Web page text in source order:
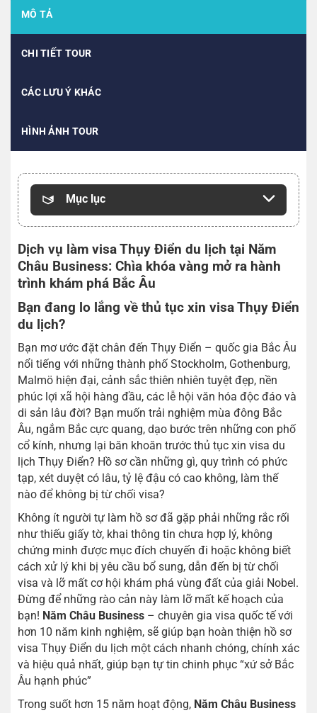
MÔ TẢ
CHI TIẾT TOUR
CÁC LƯU Ý KHÁC
HÌNH ẢNH TOUR
Mục lục
Dịch vụ làm visa Thụy Điển du lịch tại Năm
Châu Business: Chìa khóa vàng mở ra hành
trình khám phá Bắc Âu
Bạn đang lo lắng về thủ tục xin visa Thụy Điển
du lịch?
Bạn mơ ước đặt chân đến Thụy Điển – quốc gia Bắc Âu
nổi tiếng với những thành phố Stockholm, Gothenburg,
Malmö hiện đại, cảnh sắc thiên nhiên tuyệt đẹp, nền
phúc lợi xã hội hàng đầu, các lễ hội văn hóa độc đáo và
di sản lâu đời? Bạn muốn trải nghiệm mùa đông Bắc
Âu, ngắm Bắc cực quang, dạo bước trên những con phố
cổ kính, nhưng lại băn khoăn trước thủ tục xin visa du
lịch Thụy Điển? Hồ sơ cần những gì, quy trình có phức
tạp, xét duyệt có lâu, tỷ lệ đậu có cao không, làm thế
nào để không bị từ chối visa?
Không ít người tự làm hồ sơ đã gặp phải những rắc rối
như thiếu giấy tờ, khai thông tin chưa hợp lý, không
chứng minh được mục đích chuyến đi hoặc không biết
cách xử lý khi bị yêu cầu bổ sung, dẫn đến bị từ chối
visa và lỡ mất cơ hội khám phá vùng đất của giải Nobel.
Đừng để những rào cản này làm lỡ mất kế hoạch của
bạn! Năm Châu Business – chuyên gia visa quốc tế với
hơn 10 năm kinh nghiệm, sẽ giúp bạn hoàn thiện hồ sơ
visa Thụy Điển du lịch một cách nhanh chóng, chính xác
và hiệu quả nhất, giúp bạn tự tin chinh phục “xứ sở Bắc
Âu hạnh phúc”
Trong suốt hơn 15 năm hoạt động, Năm Châu Business